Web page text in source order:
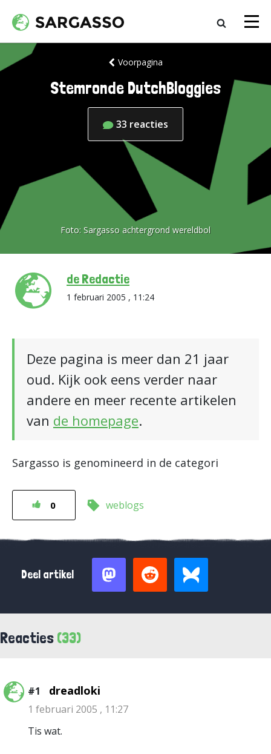
Voorpagina
Stemronde DutchBloggies
33 reacties
Foto: Sargasso achtergrond wereldbol
de Redactie
1 februari 2005 , 11:24
Deze pagina is meer dan 21 jaar
oud. Kijk ook eens verder naar
andere en meer recente artikelen
van de homepage.
Sargasso is genomineerd in de categori
0 weblogs
Deel artikel
Reacties (33)
#1 dreadloki
1 februari 2005 , 11:27
Tis wat.